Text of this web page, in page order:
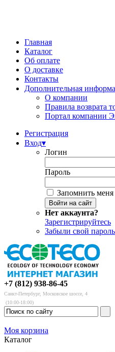
Главная
Каталог
Об оплате
О доставке
Контакты
Дополнительная
О компании
Правила возврата
Портал компании
Регистрация
Вход▾
Логин
Пароль
Запомнить меня
Нет аккаунта?
Зарегистрируйтесь
Забыли свой
+7 (812) 938-86-45
Санкт-Петербург, Московское шоссе, 4
(10:00-18:00)
Моя корзина
Каталог